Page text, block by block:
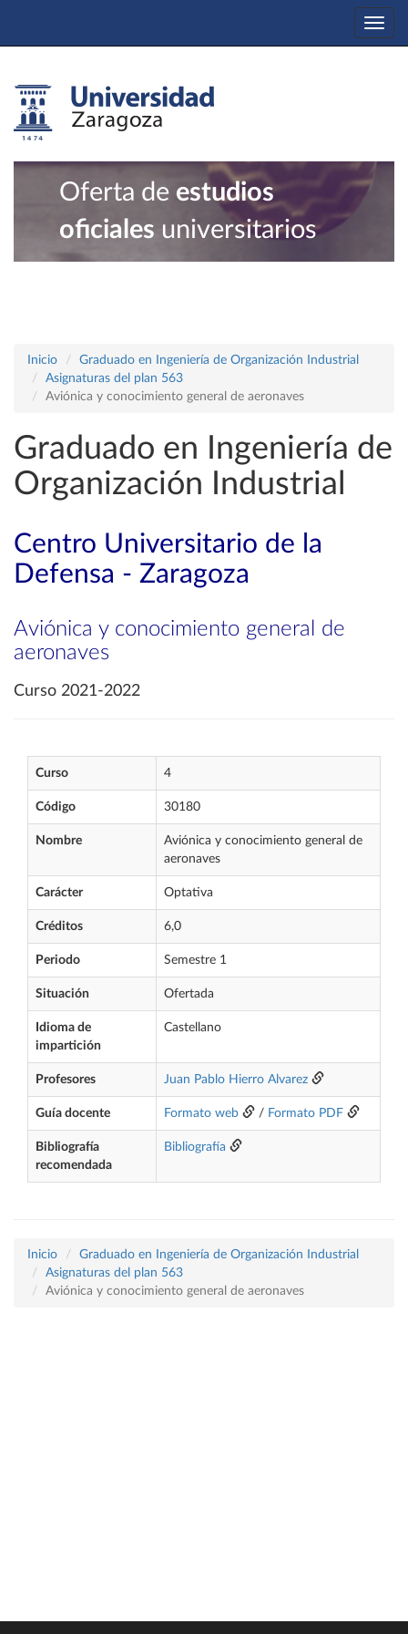
Oferta de estudios
oficiales universitarios
Inicio
Graduado en Ingeniería de Organización Industrial
Asignaturas del plan 563
Aviónica y conocimiento general de aeronaves
Graduado en Ingeniería de
Organización Industrial
Centro Universitario de la
Defensa - Zaragoza
Aviónica y conocimiento general de
aeronaves
Curso 2021-2022
Curso 4
Código 30180
Nombre
Aviónica y conocimiento general de
aeronaves
Carácter Optativa
Créditos 6,0
Periodo Semestre 1
Situación Ofertada
Idioma de
impartición
Castellano
Profesores Juan Pablo Hierro Alvarez
Guía docente Formato web / Formato PDF
Bibliografía
recomendada
Bibliografía
Inicio
Graduado en Ingeniería de Organización Industrial
Asignaturas del plan 563
Aviónica y conocimiento general de aeronaves